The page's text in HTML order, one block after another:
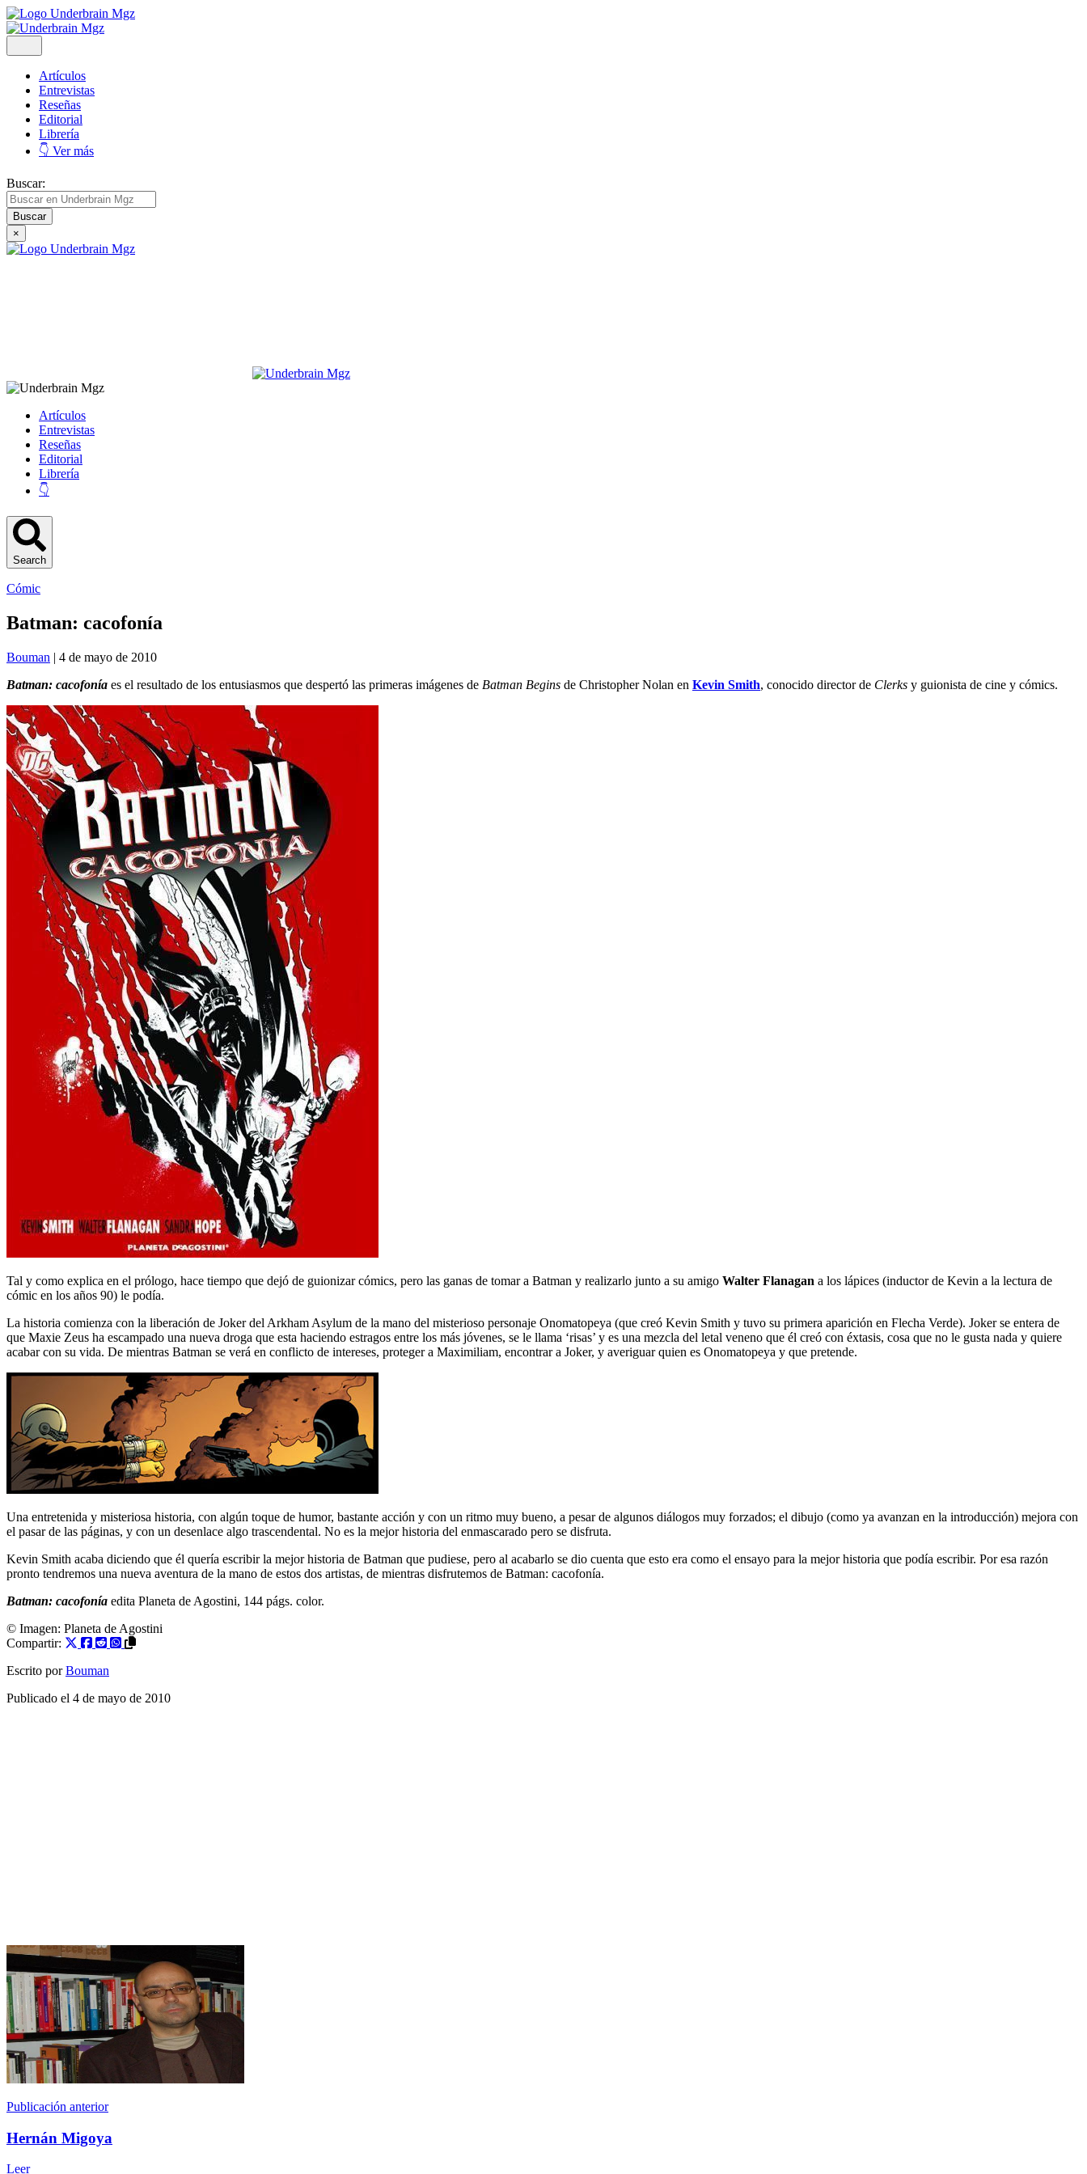
Artículos
Entrevistas
Reseñas
Editorial
Librería
👇 Ver más
Buscar:
×
Artículos
Entrevistas
Reseñas
Editorial
Librería
👇
Search
Cómic
Batman: cacofonía
Bouman | 4 de mayo de 2010
Batman: cacofonía es el resultado de los entusiasmos que despertó las primeras imágenes de Batman Begins de Christopher Nolan en Kevin Smith, conocido director de Clerks y guionista de cine y cómics.
Tal y como explica en el prólogo, hace tiempo que dejó de guionizar cómics, pero las ganas de tomar a Batman y realizarlo junto a su amigo Walter Flanagan a los lápices (inductor de Kevin a la lectura de
cómic en los años 90) le podía.
La historia comienza con la liberación de Joker del Arkham Asylum de la mano del misterioso personaje Onomatopeya (que creó Kevin Smith y tuvo su primera aparición en Flecha Verde). Joker se entera de
que Maxie Zeus ha escampado una nueva droga que esta haciendo estragos entre los más jóvenes, se le llama ‘risas’ y es una mezcla del letal veneno que él creó con éxtasis, cosa que no le gusta nada y quiere
acabar con su vida. De mientras Batman se verá en conflicto de intereses, proteger a Maximiliam, encontrar a Joker, y averiguar quien es Onomatopeya y que pretende.
Una entretenida y misteriosa historia, con algún toque de humor, bastante acción y con un ritmo muy bueno, a pesar de algunos diálogos muy forzados; el dibujo (como ya avanzan en la introducción) mejora con
el pasar de las páginas, y con un desenlace algo trascendental. No es la mejor historia del enmascarado pero se disfruta.
Kevin Smith acaba diciendo que él quería escribir la mejor historia de Batman que pudiese, pero al acabarlo se dio cuenta que esto era como el ensayo para la mejor historia que podía escribir. Por esa razón
pronto tendremos una nueva aventura de la mano de estos dos artistas, de mientras disfrutemos de Batman: cacofonía.
Batman: cacofonía edita Planeta de Agostini, 144 págs. color.
© Imagen: Planeta de Agostini
Compartir:
Escrito por Bouman
Publicado el 4 de mayo de 2010
Publicación anterior
Hernán Migoya
Leer